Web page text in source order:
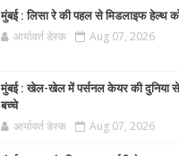
मुंबई : लिसा रे की पहल से मिडलाइफ हेल्थ
आर्यावर्त डेस्क Aug 07, 2026
मुंबई : खेल-खेल में पर्सनल केयर की दुनिया
बच्चे
आर्यावर्त डेस्क Aug 07, 2026